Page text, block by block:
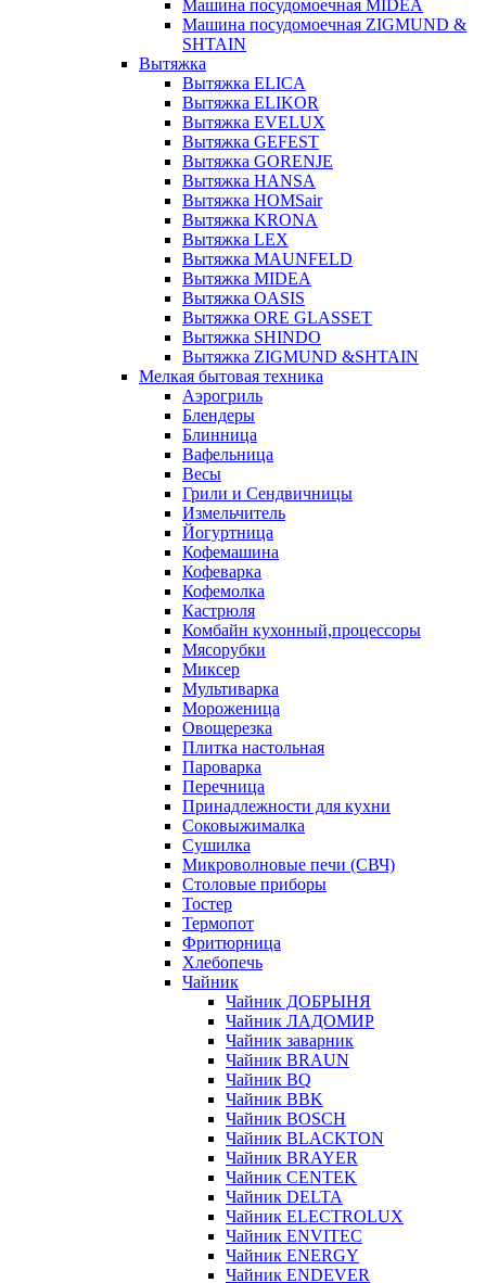
Машина посудомоечная MIDEA
Машина посудомоечная ZIGMUND &
SHTAIN
Вытяжка
Вытяжка ELICA
Вытяжка ELIKOR
Вытяжка EVELUX
Вытяжка GEFEST
Вытяжка GORENJE
Вытяжка HANSA
Вытяжка HOMSair
Вытяжка KRONA
Вытяжка LEX
Вытяжка MAUNFELD
Вытяжка MIDEA
Вытяжка OASIS
Вытяжка ORE GLASSET
Вытяжка SHINDO
Вытяжка ZIGMUND &SHTAIN
Мелкая бытовая техника
Аэрогриль
Блендеры
Блинница
Вафельница
Весы
Грили и Сендвичницы
Измельчитель
Йогуртница
Кофемашина
Кофеварка
Кофемолка
Кастрюля
Комбайн кухонный,процессоры
Мясорубки
Миксер
Мультиварка
Мороженица
Овощерезка
Плитка настольная
Пароварка
Перечница
Принадлежности для кухни
Соковыжималка
Сушилка
Микроволновые печи (СВЧ)
Столовые приборы
Тостер
Термопот
Фритюрница
Хлебопечь
Чайник
Чайник ДОБРЫНЯ
Чайник ЛАДОМИР
Чайник заварник
Чайник BRAUN
Чайник BQ
Чайник BBK
Чайник BOSCH
Чайник BLACKTON
Чайник BRAYER
Чайник CENTEK
Чайник DELTA
Чайник ELECTROLUX
Чайник ENVITEC
Чайник ENERGY
Чайник ENDEVER